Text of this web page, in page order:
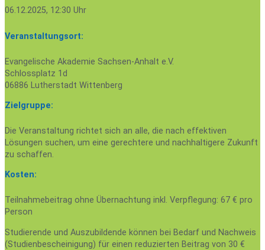
06.12.2025, 12:30 Uhr
Veranstaltungsort:
Evangelische Akademie Sachsen-Anhalt e.V.
Schlossplatz 1d
06886 Lutherstadt Wittenberg
Zielgruppe:
Die Veranstaltung richtet sich an alle, die nach effektiven
Lösungen suchen, um eine gerechtere und nachhaltigere Zukunft
zu schaffen.
Kosten:
Teilnahmebeitrag ohne Übernachtung inkl. Verpflegung: 67 € pro
Person
Studierende und Auszubildende können bei Bedarf und Nachweis
(Studienbescheinigung) für einen reduzierten Beitrag von 30 €